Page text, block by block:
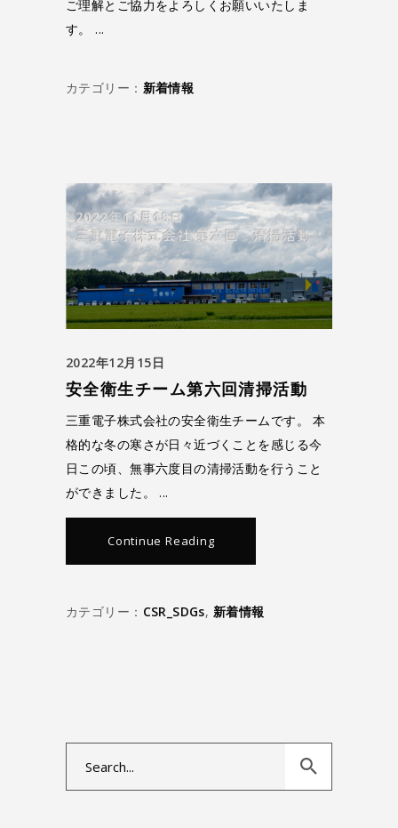
ご理解とご協力をよろしくお願いいたしま
す。
カテゴリー： 新着情報
2022年12月15日
安全衛生チーム第六回清掃活動
三重電子株式会社の安全衛生チームです。 本
格的な冬の寒さが日々近づくことを感じる今
日この頃、無事六度目の清掃活動を行うこと
ができました。
Continue Reading
カテゴリー： CSR_SDGs, 新着情報